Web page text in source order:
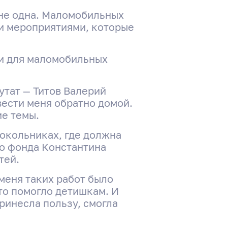
одна. Маломобильных
мероприятиями, которые
для маломобильных
— Титов Валерий
меня обратно домой.
темы.
где должна
фонда Константина
таких работ было
помогло детишкам. И
пользу, смогла